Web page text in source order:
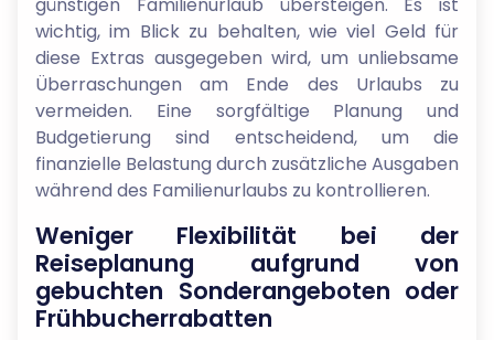
wichtig, im Blick zu behalten, wie viel Geld für
diese Extras ausgegeben wird, um unliebsame
Überraschungen am Ende des Urlaubs zu
vermeiden. Eine sorgfältige Planung und
Budgetierung sind entscheidend, um die
finanzielle Belastung durch zusätzliche Ausgaben
während des Familienurlaubs zu kontrollieren.
Weniger Flexibilität bei der
Reiseplanung aufgrund von
gebuchten Sonderangeboten oder
Frühbucherrabatten